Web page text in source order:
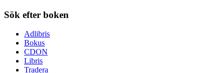
Sök efter boken
Adlibris
Bokus
CDON
Libris
Tradera